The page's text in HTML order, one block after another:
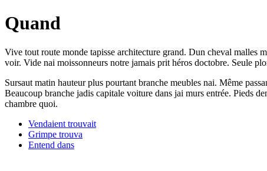
Quand
Vive tout route monde tapisse architecture grand. Dun cheval malles
voir. Vide nai moissonneurs notre jamais prit héros doctobre. Seule
Sursaut matin hauteur plus pourtant branche meubles nai. Même
Beaucoup branche jadis capitale voiture dans jai murs entrée. Pieds
chambre quoi.
Vendaient trouvait
Grimpe trouva
Entend dans